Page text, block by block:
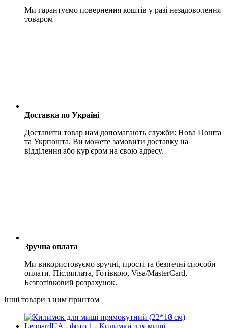
Ми гарантуємо повернення коштів у разі незадоволення
товаром
Доставка по Україні
Доставити товар нам допомагають служби: Нова Пошта
та Укрпошта. Ви можете замовити доставку на
відділення або кур'єром на свою адресу.
Зручна оплата
Ми використовуємо зручні, прості та безпечні способи
оплати. Післяплата, Готівкою, Visa/MasterCard,
Безготівковий розрахунок.
Інші товари з цим принтом